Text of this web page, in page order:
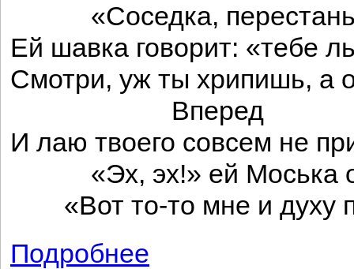
«Соседка, перестань
Ей шавка говорит: «тебе
Смотри, уж ты хрипишь, а
Вперед
И лаю твоего совсем не
«Эх, эх!» ей Моська
«Вот то-то мне и духу
Подробнее